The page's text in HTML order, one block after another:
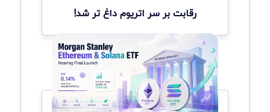
رقابت بر سر اتریوم داغ تر شد!